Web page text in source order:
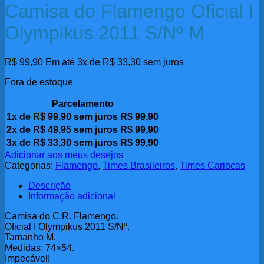
Camisa do Flamengo Oficial I
Olympikus 2011 S/Nº M
R$ 99,90 Em até 3x de R$ 33,30 sem juros
Fora de estoque
Parcelamento
1x de R$ 99,90 sem juros R$ 99,90
2x de R$ 49,95 sem juros R$ 99,90
3x de R$ 33,30 sem juros R$ 99,90
Adicionar aos meus desejos
Categorias: Flamengo, Times Brasileiros, Times Cariocas
Descrição
Informação adicional
Camisa do C.R. Flamengo.
Oficial I Olympikus 2011 S/Nº.
Tamanho M.
Medidas: 74×54.
Impecável!